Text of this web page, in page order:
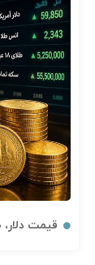
قیمت دلار، طلا، سکه و